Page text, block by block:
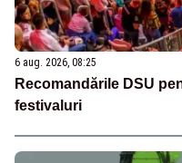
6 aug. 2026, 08:25
Recomandările DSU
festivaluri